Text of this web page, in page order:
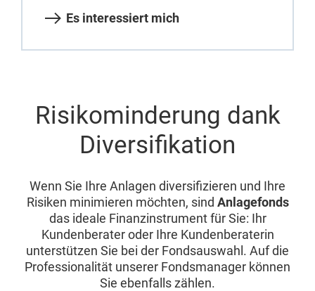
Es interessiert mich
Risikominderung dank
Diversifikation
Wenn Sie Ihre Anlagen diversifizieren und Ihre
Risiken minimieren möchten, sind Anlagefonds
das ideale Finanzinstrument für Sie: Ihr
Kundenberater oder Ihre Kundenberaterin
unterstützen Sie bei der Fondsauswahl. Auf die
Professionalität unserer Fondsmanager können
Sie ebenfalls zählen.